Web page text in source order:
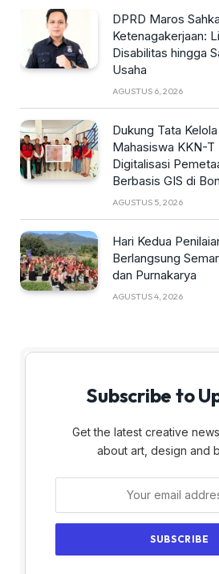
DPRD Maros
Ketenagakerjaan:
Disabilitas hingga
Usaha
AGUSTUS 6, 2026
Dukung Tata
Mahasiswa KKN-T
Digitalisasi
Berbasis GIS di
AGUSTUS 5, 2026
Hari Kedua
Berlangsung
dan Purnakarya
AGUSTUS 4, 2026
Subscribe to
Get the latest creative
about art, design and